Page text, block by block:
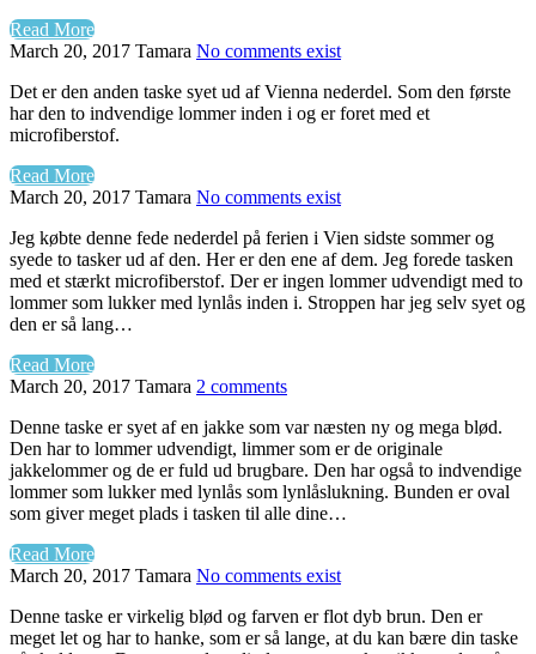
Read More
March 20, 2017 Tamara No comments exist
Det er den anden taske syet ud af Vienna nederdel. Som den første
har den to indvendige lommer inden i og er foret med et
microfiberstof.
Read More
March 20, 2017 Tamara No comments exist
Jeg købte denne fede nederdel på ferien i Vien sidste sommer og
syede to tasker ud af den. Her er den ene af dem. Jeg forede tasken
med et stærkt microfiberstof. Der er ingen lommer udvendigt med to
lommer som lukker med lynlås inden i. Stroppen har jeg selv syet og
den er så lang…
Read More
March 20, 2017 Tamara 2 comments
Denne taske er syet af en jakke som var næsten ny og mega blød.
Den har to lommer udvendigt, limmer som er de originale
jakkelommer og de er fuld ud brugbare. Den har også to indvendige
lommer som lukker med lynlås som lynlåslukning. Bunden er oval
som giver meget plads i tasken til alle dine…
Read More
March 20, 2017 Tamara No comments exist
Denne taske er virkelig blød og farven er flot dyb brun. Den er
meget let og har to hanke, som er så lange, at du kan bære din taske